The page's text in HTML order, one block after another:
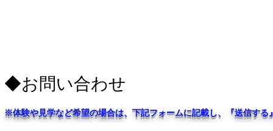
​◆お問い合わせ
※体験や見学など希望の場合は、下記フォームに記載し、『送信する